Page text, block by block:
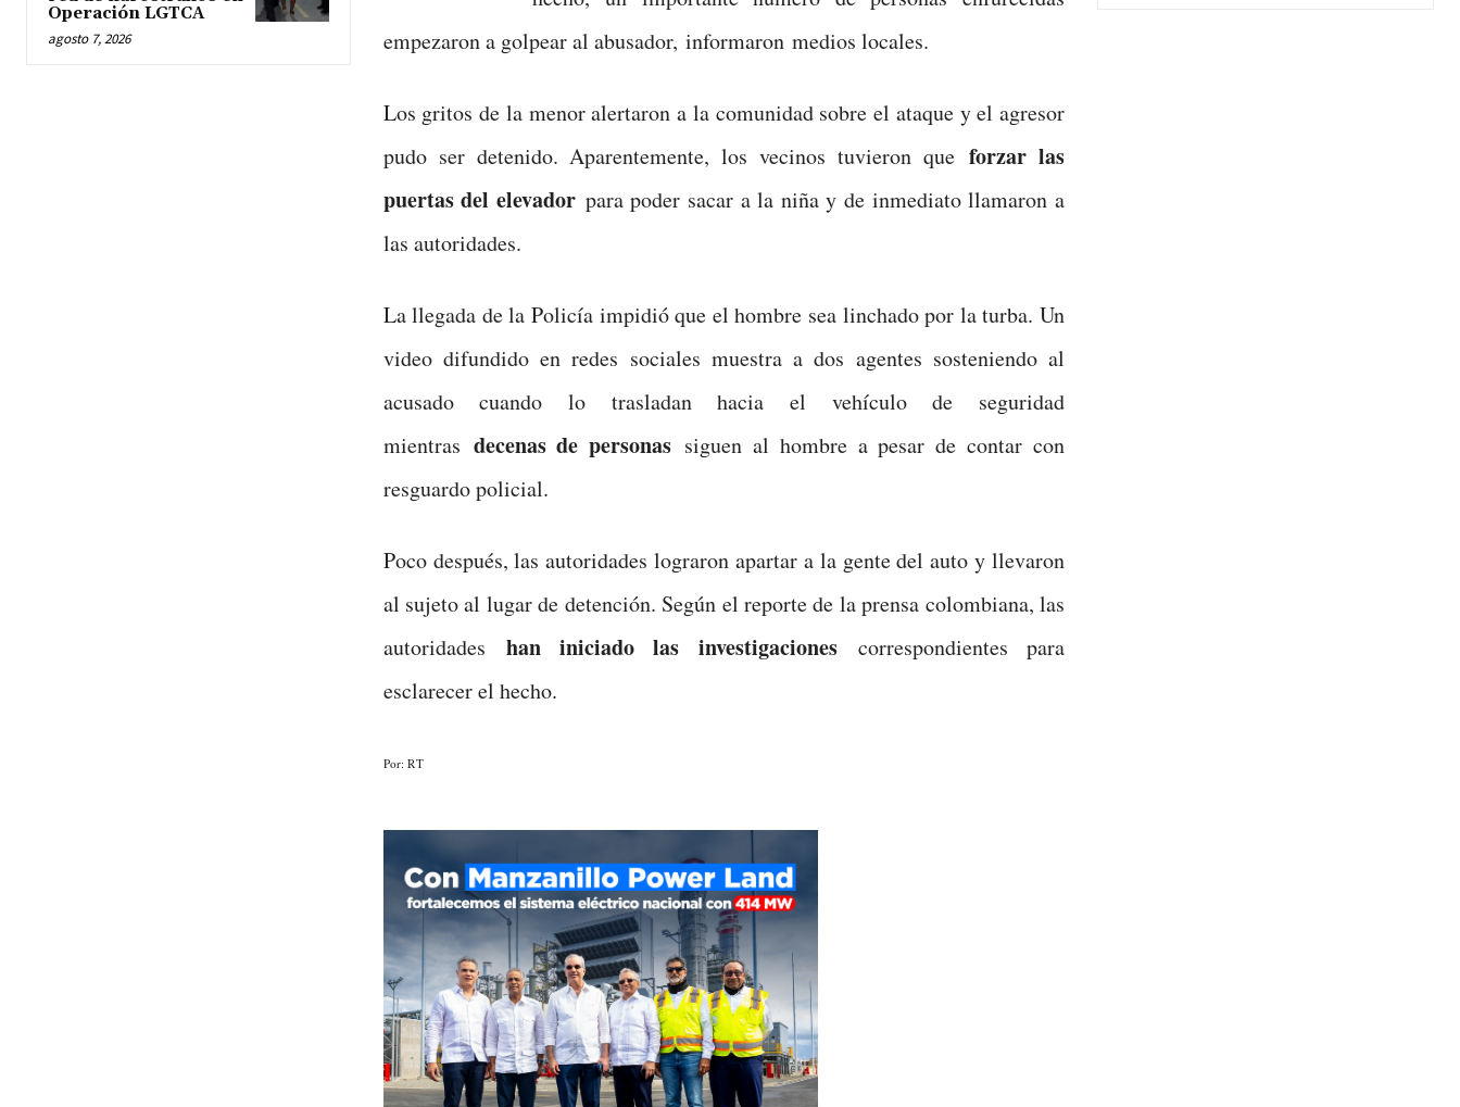
Operación LGTCA
agosto 7, 2026
empezaron a golpear al abusador, informaron medios locales.
Los gritos de la menor alertaron a la comunidad sobre el ataque y el agresor
pudo ser detenido. Aparentemente, los vecinos tuvieron queforzar las
puertas del elevadorpara poder sacar a la niña y de inmediato llamaron a
las autoridades.
La llegada de la Policía impidió que el hombre sea linchado por la turba. Un
video difundido en redes sociales muestra a dos agentes sosteniendo al
acusado cuando lo trasladan hacia el vehículo de seguridad
mientras decenas de personas siguen al hombre a pesar de contar con
resguardo policial.
Poco después, las autoridades lograron apartar a la gente del auto y llevaron
al sujeto al lugar de detención. Según el reporte de la prensa colombiana, las
autoridades han iniciado las investigacionescorrespondientes para
esclarecer el hecho.
Por: RT